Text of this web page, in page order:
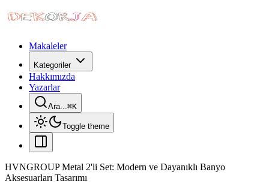
Makaleler
Kategoriler
Hakkımızda
Yazarlar
Ara...⌘K
Toggle theme
HVNGROUP Metal 2'li Set: Modern ve Dayanıklı Banyo
Aksesuarları Tasarımı